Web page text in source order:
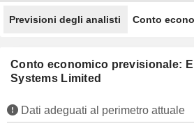
Previsioni degli analisti Conto
Conto economico previsionale:
Systems Limited
Dati adeguati al perimetro attuale